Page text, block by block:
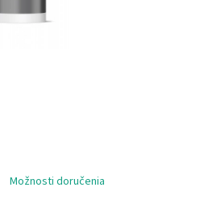
Možnosti doručenia